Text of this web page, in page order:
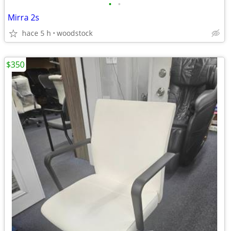
• •
Mirra 2s
hace 5 h woodstock
$350